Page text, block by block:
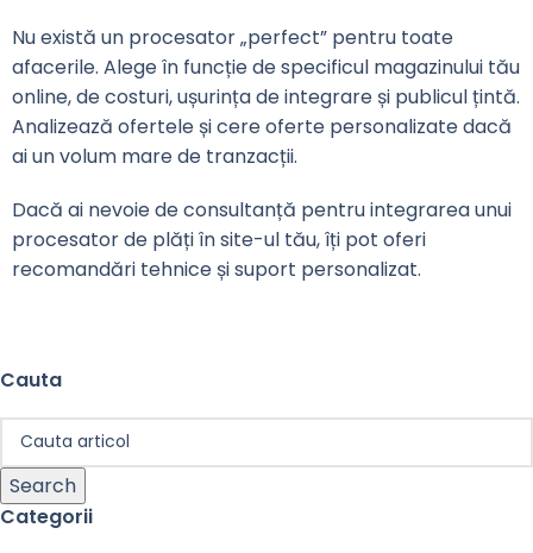
Nu există un procesator „perfect” pentru toate
afacerile. Alege în funcție de specificul magazinului tău
online, de costuri, ușurința de integrare și publicul țintă.
Analizează ofertele și cere oferte personalizate dacă
ai un volum mare de tranzacții.
Dacă ai nevoie de consultanță pentru integrarea unui
procesator de plăți în site-ul tău, îți pot oferi
recomandări tehnice și suport personalizat.
Cauta
Search
Categorii